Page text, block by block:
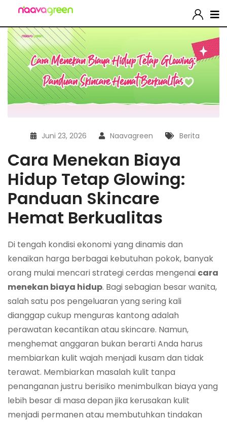
Juni 23, 2026 Naavagreen Berita
Cara Menekan Biaya
Hidup Tetap Glowing:
Panduan Skincare
Hemat Berkualitas
Di tengah kondisi ekonomi yang dinamis dan
kenaikan harga berbagai kebutuhan pokok, banyak
orang mulai mencari strategi cerdas mengenai cara
menekan biaya hidup. Bagi sebagian besar wanita,
salah satu pos pengeluaran yang sering kali
dianggap cukup menguras kantong adalah
perawatan kecantikan atau skincare. Namun,
menghemat anggaran bukan berarti Anda harus
membiarkan kulit wajah menjadi kusam dan tidak
terawat. Membiarkan masalah kulit tanpa
penanganan justru berisiko menimbulkan biaya yang
lebih besar di masa depan jika kerusakan kulit
menjadi permanen atau membutuhkan tindakan